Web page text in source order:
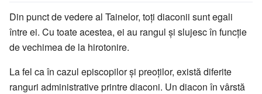
Din punct de vedere al Tainelor, toți diaconii sunt egali
între ei. Cu toate acestea, ei au rangul și slujesc în funcție
de vechimea de la hirotonire.
La fel ca în cazul episcopilor și preoților, există diferite
ranguri administrative printre diaconi. Un diacon în vârstă